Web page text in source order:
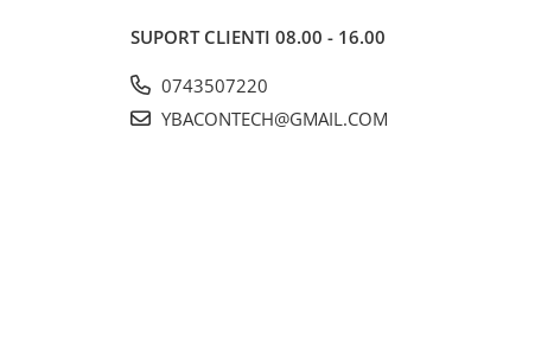
SUPORT CLIENTI 08.00 - 16.00
0743507220
YBACONTECH@GMAIL.COM